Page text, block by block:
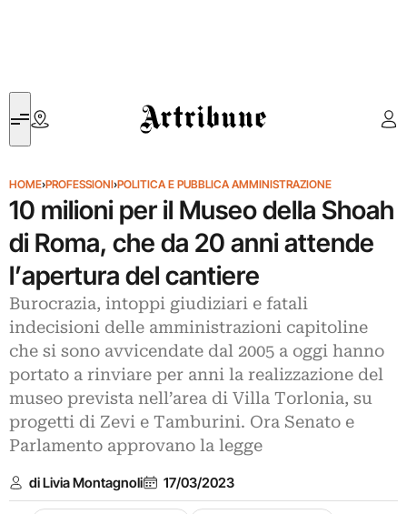
Artribune
HOME›PROFESSIONI›POLITICA E PUBBLICA AMMINISTRAZIONE
10 milioni per il Museo della Shoah
di Roma, che da 20 anni attende
l’apertura del cantiere
Burocrazia, intoppi giudiziari e fatali
indecisioni delle amministrazioni capitoline
che si sono avvicendate dal 2005 a oggi hanno
portato a rinviare per anni la realizzazione del
museo prevista nell’area di Villa Torlonia, su
progetti di Zevi e Tamburini. Ora Senato e
Parlamento approvano la legge
di Livia Montagnoli 17/03/2023